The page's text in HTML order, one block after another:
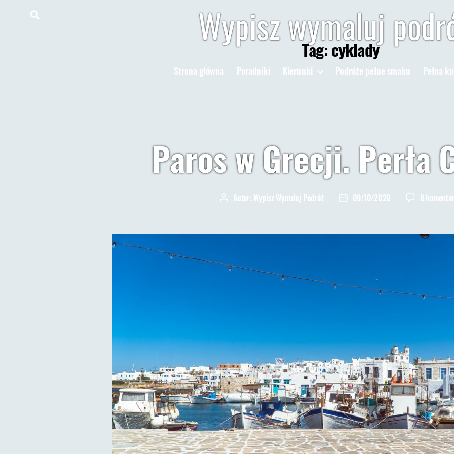
Wypisz wymaluj
Strona główna Poradniki Kierunki Podróże pełne smaku Pełna
Tag:cyklady
Paros w Grecji. Perła
AutorAutor: Wypisz Wymaluj Podróż
Data09/10/2020 8